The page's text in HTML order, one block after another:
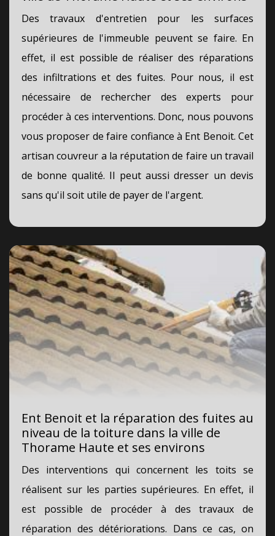
Des travaux d'entretien pour les surfaces
supérieures de l'immeuble peuvent se faire. En
effet, il est possible de réaliser des réparations
des infiltrations et des fuites. Pour nous, il est
nécessaire de rechercher des experts pour
procéder à ces interventions. Donc, nous pouvons
vous proposer de faire confiance à Ent Benoit. Cet
artisan couvreur a la réputation de faire un travail
de bonne qualité. Il peut aussi dresser un devis
sans qu'il soit utile de payer de l'argent.
Ent Benoit et la réparation des fuites au
niveau de la toiture dans la ville de
Thorame Haute et ses environs
Des interventions qui concernent les toits se
réalisent sur les parties supérieures. En effet, il
est possible de procéder à des travaux de
réparation des détériorations. Dans ce cas, on